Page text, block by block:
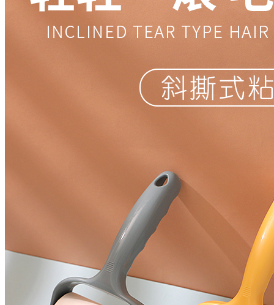
猫狗饰品猫咪宠物狗招财小...